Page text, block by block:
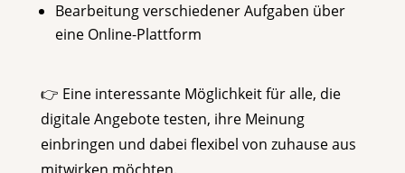
Bearbeitung verschiedener Aufgaben über
eine Online-Plattform
👉 Eine interessante Möglichkeit für alle, die
digitale Angebote testen, ihre Meinung
einbringen und dabei flexibel von zuhause aus